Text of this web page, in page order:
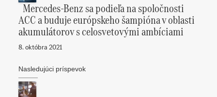
Mercedes-Benz sa podieľa na spoločnosti
ACC a buduje európskeho šampióna v oblasti
akumulátorov s celosvetovými ambíciami
8. októbra 2021
Nasledujúci príspevok